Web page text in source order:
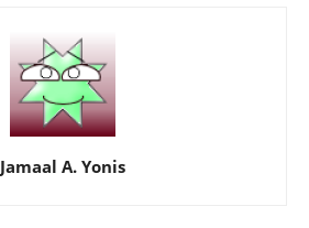
Jamaal A. Yonis